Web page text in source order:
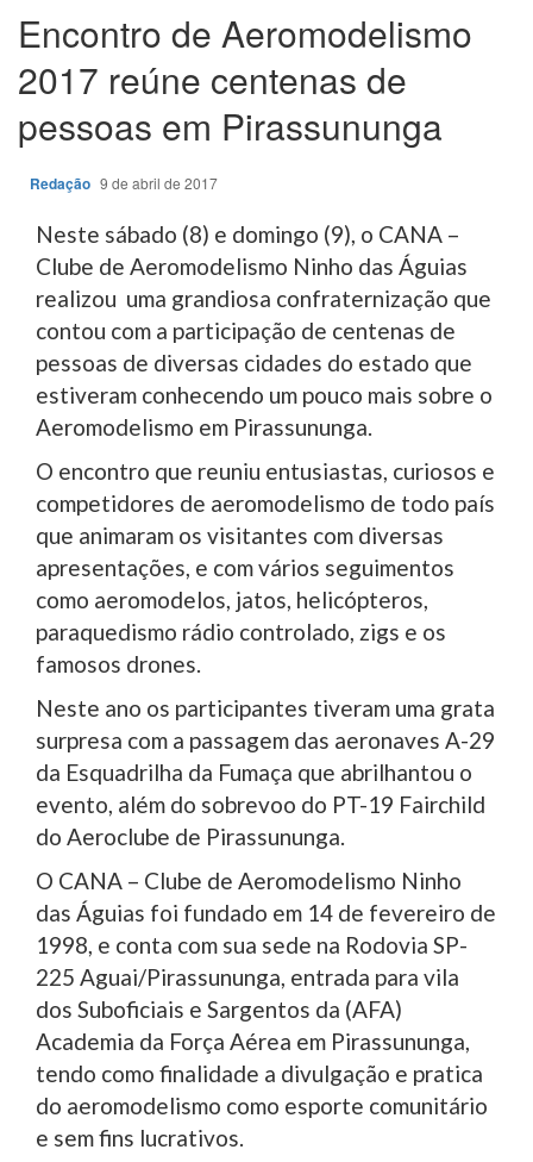
Encontro de Aeromodelismo
2017 reúne centenas de
pessoas em Pirassununga
Redação 9 de abril de 2017
Neste sábado (8) e domingo (9), o CANA –
Clube de Aeromodelismo Ninho das Águias
realizou uma grandiosa confraternização que
contou com a participação de centenas de
pessoas de diversas cidades do estado que
estiveram conhecendo um pouco mais sobre o
Aeromodelismo em Pirassununga.
O encontro que reuniu entusiastas, curiosos e
competidores de aeromodelismo de todo país
que animaram os visitantes com diversas
apresentações, e com vários seguimentos
como aeromodelos, jatos, helicópteros,
paraquedismo rádio controlado, zigs e os
famosos drones.
Neste ano os participantes tiveram uma grata
surpresa com a passagem das aeronaves A-29
da Esquadrilha da Fumaça que abrilhantou o
evento, além do sobrevoo do PT-19 Fairchild
do Aeroclube de Pirassununga.
O CANA – Clube de Aeromodelismo Ninho
das Águias foi fundado em 14 de fevereiro de
1998, e conta com sua sede na Rodovia SP-
225 Aguai/Pirassununga, entrada para vila
dos Suboficiais e Sargentos da (AFA)
Academia da Força Aérea em Pirassununga,
tendo como finalidade a divulgação e pratica
do aeromodelismo como esporte comunitário
e sem fins lucrativos.